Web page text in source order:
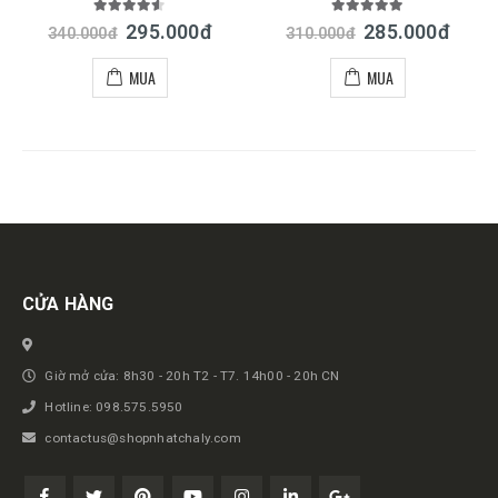
out of 5
340.000đ 295.000đ
MUA
out of 5
310.000đ 285.000đ
MUA
Get in touch
CỬA HÀNG
Giờ mở cửa: 8h30 - 20h T2 - T7. 14h00 - 20h CN
Hotline: 098.575.5950
contactus@shopnhatchaly.com